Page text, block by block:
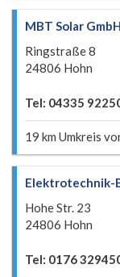
MBT Solar
Ringstraße 8
24806 Hohn
Tel: 04335
19 km Umkreis
Elektrotechnik-
Hohe Str. 23
24806 Hohn
Tel: 0176